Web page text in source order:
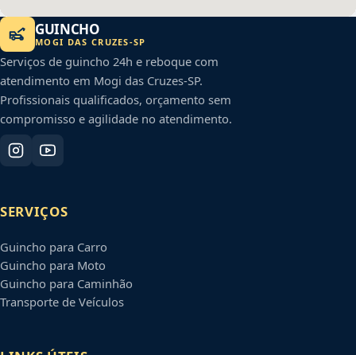
GUINCHO
MOGI DAS CRUZES-SP
Serviços de guincho 24h e reboque com
atendimento em Mogi das Cruzes-SP.
Profissionais qualificados, orçamento sem
compromisso e agilidade no atendimento.
SERVIÇOS
Guincho para Carro
Guincho para Moto
Guincho para Caminhão
Transporte de Veículos